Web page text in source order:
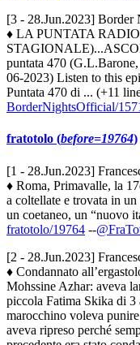
[3 - 28.Jun.2023] Border
♦ LA PUNTATA
puntata 470
06-2023) Listen to this
Puntata 470 di ... (+11
BorderNightsOfficial/
fratotolo (before=19764)
[1 - 28.Jun.2023]
♦ Roma, Primavalle, la
a coltellate e trovata in
un coetaneo, un “nuovo
fratotolo/19764 --
[2 - 28.Jun.2023]
♦ Condannato
Mohssine Azhar: aveva
piccola Fatima Skika di
marocchino voleva
aveva ripreso perché